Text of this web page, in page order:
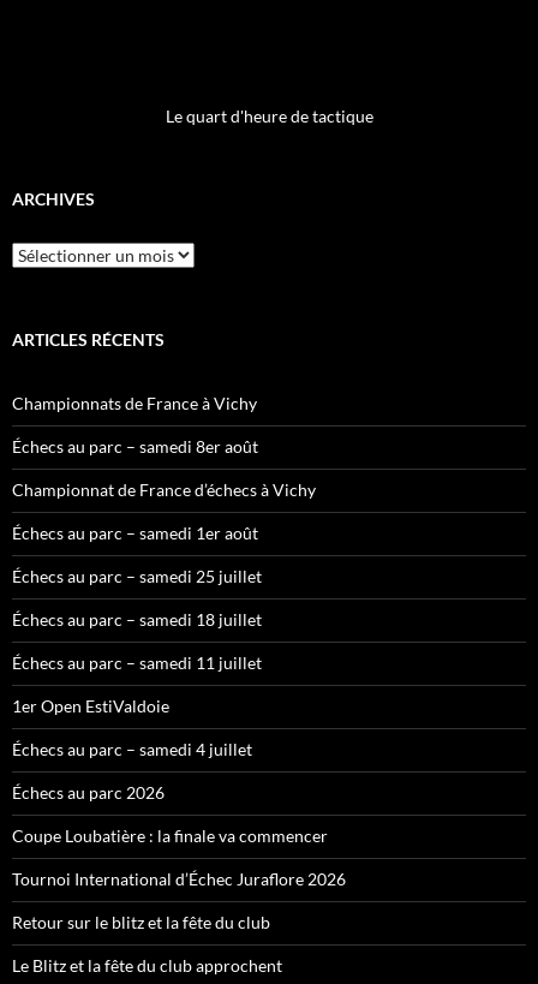
Le quart d'heure de tactique
ARCHIVES
Archives
ARTICLES RÉCENTS
Championnats de France à Vichy
Échecs au parc – samedi 8er août
Championnat de France d’échecs à Vichy
Échecs au parc – samedi 1er août
Échecs au parc – samedi 25 juillet
Échecs au parc – samedi 18 juillet
Échecs au parc – samedi 11 juillet
1er Open EstiValdoie
Échecs au parc – samedi 4 juillet
Échecs au parc 2026
Coupe Loubatière : la finale va commencer
Tournoi International d’Échec Juraflore 2026
Retour sur le blitz et la fête du club
Le Blitz et la fête du club approchent